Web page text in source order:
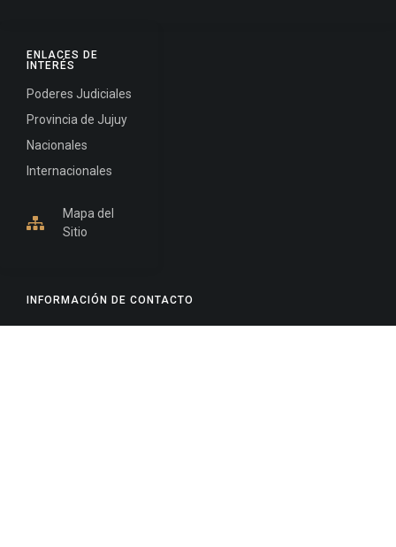
INFORMACIÓN DE CONTACTO
ENLACES DE
INTERÉS
Poderes Judiciales
Provincia de Jujuy
Nacionales
Internacionales
Mapa del
Sitio